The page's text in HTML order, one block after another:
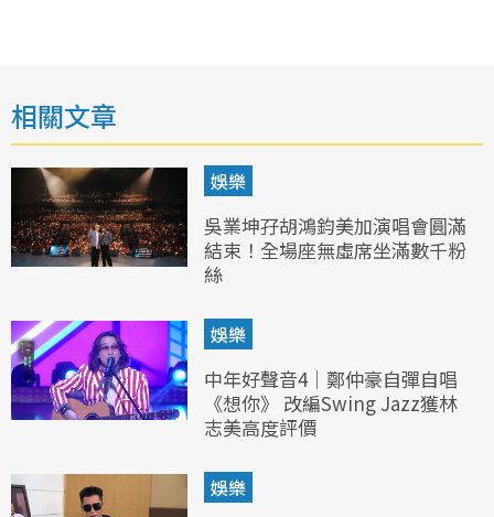
相關文章
娛樂
吳業坤孖胡鴻鈞美加演唱會圓滿
結束！全場座無虛席坐滿數千粉
絲
娛樂
中年好聲音4｜鄭仲豪自彈自唱
《想你》 改編Swing Jazz獲林
志美高度評價
娛樂